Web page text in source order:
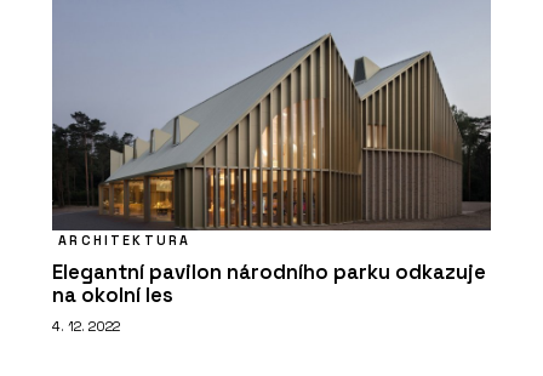
ARCHITEKTURA
Elegantní pavilon národního parku odkazuje
na okolní les
4. 12. 2022